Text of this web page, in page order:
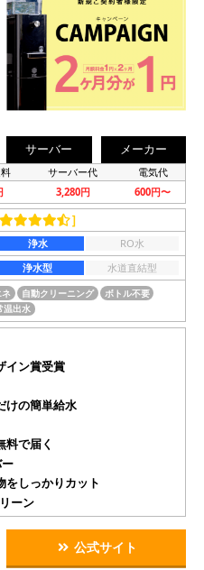
サーバー メーカー
サーバー代 電気代
3,280円 600円〜
］
浄水
RO水
浄水型
水道直結型
自動クリーニング
ボトル不要
温出水
イン賞受賞
けの簡単給水
料で届く
をしっかりカット
ーン
公式サイト